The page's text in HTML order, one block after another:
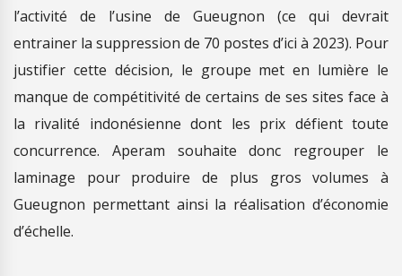
l’activité de l’usine de Gueugnon (ce qui devrait
entrainer la suppression de 70 postes d’ici à 2023). Pour
justifier cette décision, le groupe met en lumière le
manque de compétitivité de certains de ses sites face à
la rivalité indonésienne dont les prix défient toute
concurrence. Aperam souhaite donc regrouper le
laminage pour produire de plus gros volumes à
Gueugnon permettant ainsi la réalisation d’économie
d’échelle.